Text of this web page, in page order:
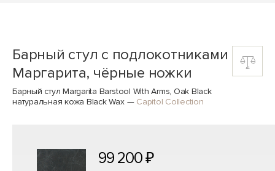
Барный стул с подлокотниками
Маргарита, чёрные ножки
Барный стул Margarita Barstool With Arms, Oak Black
натуральная кожа Black Wax— Capitol Collection
99 200 ₽